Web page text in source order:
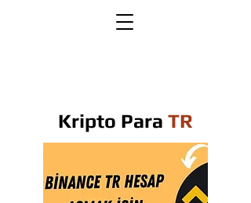
Kripto Para TR